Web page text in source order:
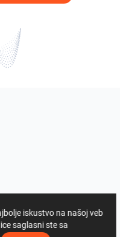
iskustvo na našoj veb
saglasni ste sa